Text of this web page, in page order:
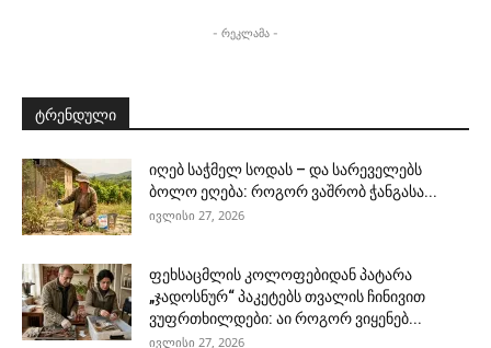
- რეკლამა -
ტრენდული
იღებ საჭმელ სოდას – და სარეველებს
ბოლო ეღება: როგორ ვაშრობ ჭანგასა...
ივლისი 27, 2026
ფეხსაცმლის კოლოფებიდან პატარა
„ჯადოსნურ“ პაკეტებს თვალის ჩინივით
ვუფრთხილდები: აი როგორ ვიყენებ...
ივლისი 27, 2026